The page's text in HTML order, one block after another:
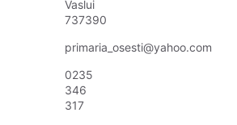
Vaslui
737390
primaria_osesti@yahoo.com
0235
346
317